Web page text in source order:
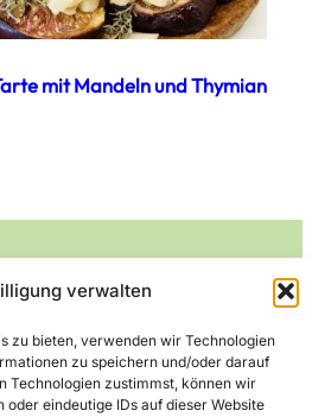
verwalten
zu bieten, verwenden wir Technologien
zu speichern und/oder darauf
Technologien zustimmst, können wir
eindeutige IDs auf dieser Website
mit Mandeln und Thymian
Leckerlife
– gesund leben.